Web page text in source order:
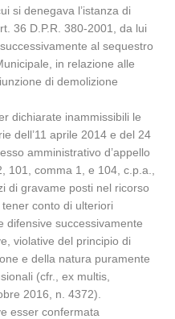
si denegava l’istanza di
36 D.P.R. 380-2001, da lui
al sequestro
in relazione alle
di demolizione
dichiarate inammissibili le
dell’11 aprile 2014 e del 24
amministrativo d’appello
101, comma 1, e 104, c.p.a.,
di gravame posti nel ricorso
conto di ulteriori
difensive successivamente
violative del principio di
e della natura puramente
(cfr., ex multis,
2016, n. 4372).
esser confermata